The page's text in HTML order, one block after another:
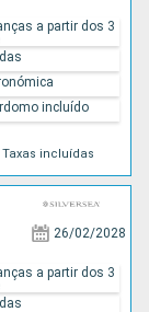
Taxas incluídas
a partir dos 3
incluído
26/02/2028
a partir dos 3